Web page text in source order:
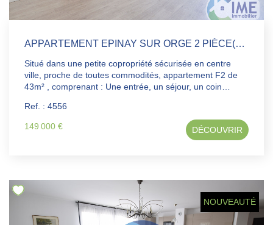
APPARTEMENT EPINAY SUR ORGE 2 PIÈCE(S) 43.92 M2
Situé dans une petite copropriété sécurisée en centre
ville, proche de toutes commodités, appartement F2 de
43m² , comprenant : Une entrée, un séjour, un coin
de bains avec wc. Un box en sous sol.
Ref. : 4556
149 000 € DÉCOUVRIR
NOUVEAUTÉ